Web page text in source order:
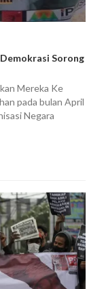
Sorong
Mereka Ke
pada bulan April
Negara